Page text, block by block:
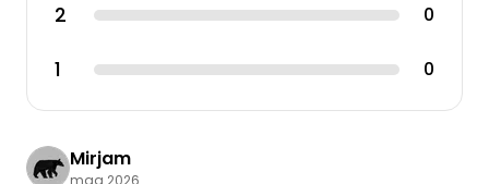
2 0
1 0
Mirjam
mag 2026